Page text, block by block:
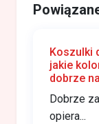
Koszulki
jakie
dobrze
Dobrze
opiera...